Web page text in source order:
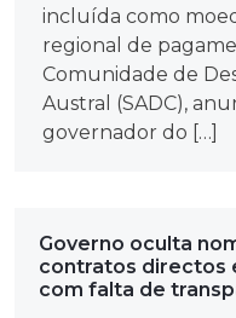
incluída como
regional de
Comunidade de
Austral (SADC),
governador do […]
Governo oculta
contratos directos
com falta de